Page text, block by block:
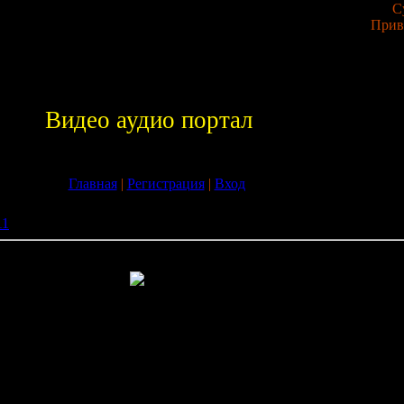
Видео аудио портал
Главная| Регистрация| Вход